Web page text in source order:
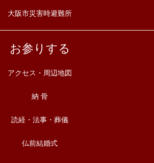
大阪市災害時避難所
お参りする
アクセス・周辺地図
納 骨
読経・法事・葬儀
仏前結婚式